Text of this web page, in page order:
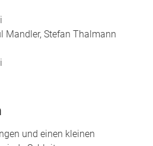
Mandler, Stefan Thalmann
und einen kleinen